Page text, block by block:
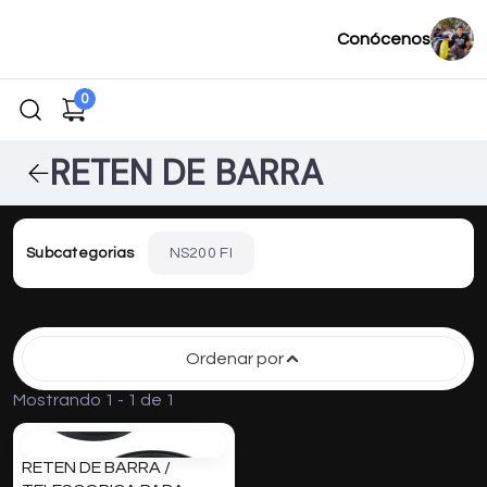
Conócenos
0
RETEN DE BARRA
Subcategorias NS200 FI
Mostrando 1 - 1 de 1
Ordenar por
RETEN DE BARRA /